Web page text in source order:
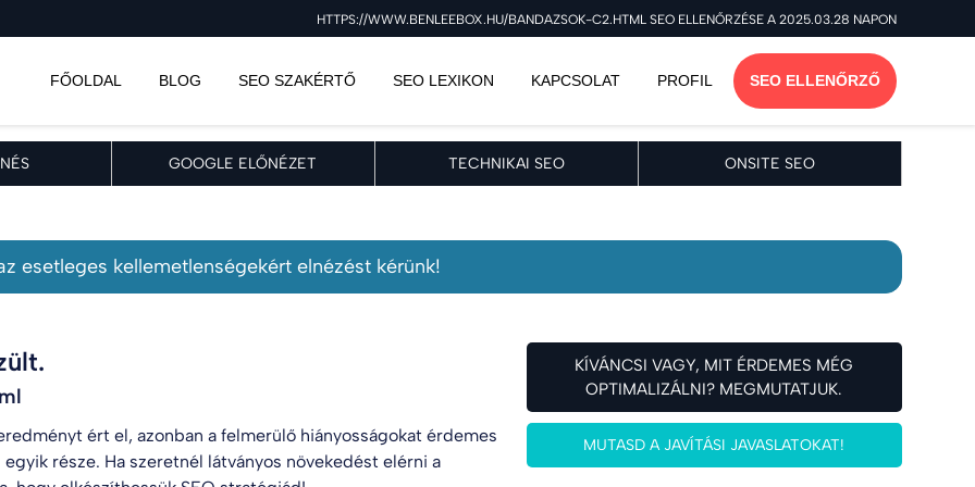
HTTPS://WWW.BENLEEBOX.HU/BANDAZSOK-C2.HTML SEO ELLENŐRZÉSE A 2025.03.28 NAPON
FŐOLDAL BLOG SEO SZAKÉRTŐ SEO LEXIKON KAPCSOLAT PROFIL SEO ELLENŐRZŐ
GOOGLE ELŐNÉZET TECHNIKAI SEO ONSITE SEO
esetleges kellemetlenségekért elnézést kérünk!
ért el, azonban a felmerülő hiányosságokat érdemes
része. Ha szeretnél látványos növekedést elérni a
KÍVÁNCSI VAGY, MIT ÉRDEMES MÉG
OPTIMALIZÁLNI? MEGMUTATJUK.
MUTASD A JAVÍTÁSI JAVASLATOKAT!